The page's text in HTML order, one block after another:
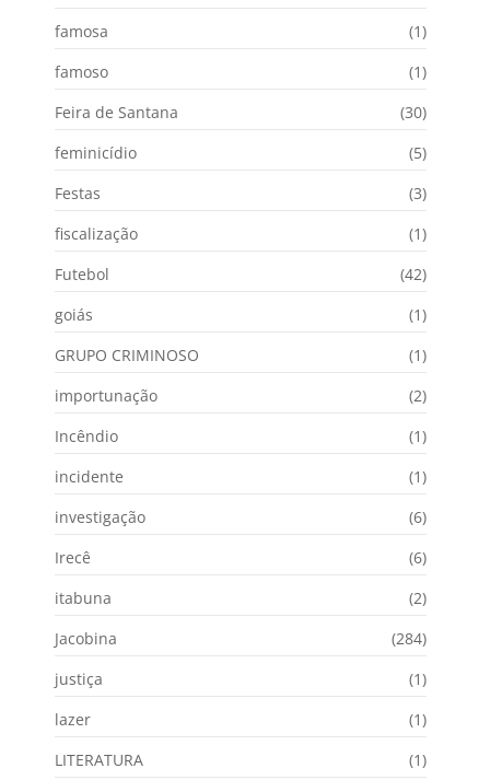
famosa
(1)
famoso
(1)
Feira de Santana
(30)
feminicídio
(5)
Festas
(3)
fiscalização
(1)
Futebol
(42)
goiás
(1)
GRUPO CRIMINOSO
(1)
importunação
(2)
Incêndio
(1)
incidente
(1)
investigação
(6)
Irecê
(6)
itabuna
(2)
Jacobina
(284)
justiça
(1)
lazer
(1)
LITERATURA
(1)